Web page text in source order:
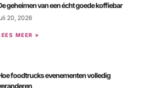
geheimen van een écht goede koffiebar
20, 2026
MEER »
foodtrucks evenementen volledig